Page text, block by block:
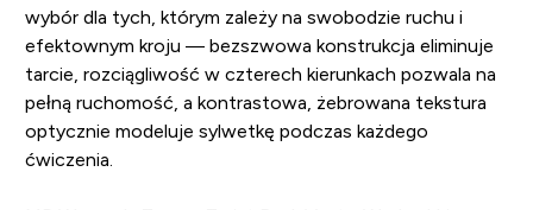
wybór dla tych, którym zależy na swobodzie ruchu i
efektownym kroju — bezszwowa konstrukcja eliminuje
tarcie, rozciągliwość w czterech kierunkach pozwala na
pełną ruchomość, a kontrastowa, żebrowana tekstura
optycznie modeluje sylwetkę podczas każdego
ćwiczenia.